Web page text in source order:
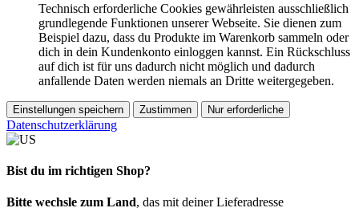
Technisch erforderliche Cookies gewährleisten ausschließlich
grundlegende Funktionen unserer Webseite. Sie dienen zum
Beispiel dazu, dass du Produkte im Warenkorb sammeln oder
dich in dein Kundenkonto einloggen kannst. Ein Rückschluss
auf dich ist für uns dadurch nicht möglich und dadurch
anfallende Daten werden niemals an Dritte weitergegeben.
Einstellungen speichern Zustimmen Nur erforderliche
Datenschutzerklärung
Bist du im richtigen Shop?
Bitte wechsle zum Land, das mit deiner Lieferadresse